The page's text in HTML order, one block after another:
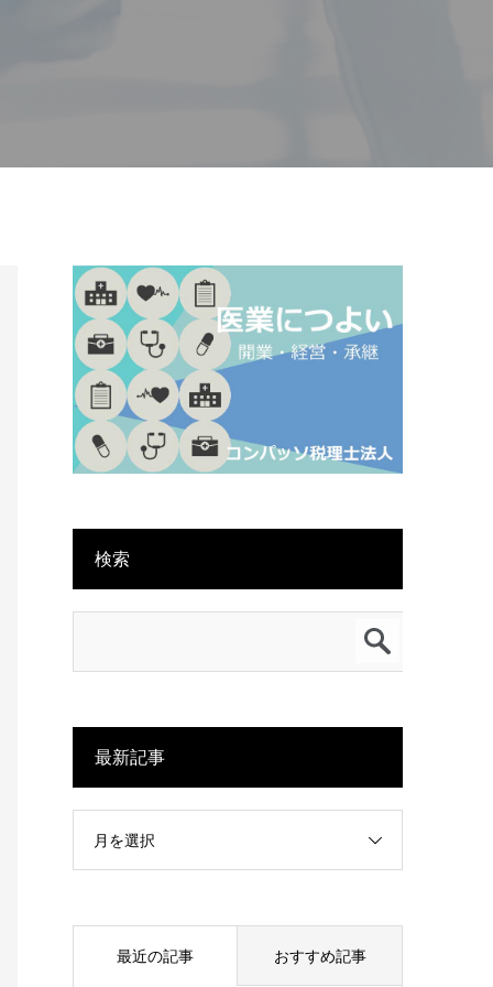
検索
最新記事
月を選択
最近の記事 おすすめ記事